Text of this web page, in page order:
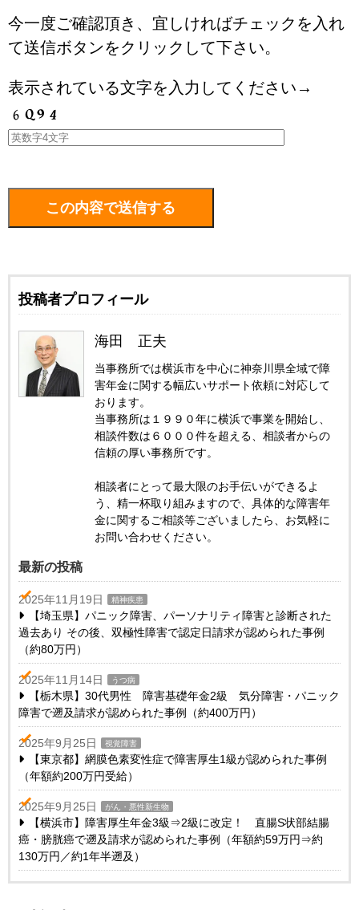
今一度ご確認頂き、宜しければチェックを入れ
て送信ボタンをクリックして下さい。
表示されている文字を入力してください→
投稿者プロフィール
海田 正夫
当事務所では横浜市を中心に神奈川県全域で障
害年金に関する幅広いサポート依頼に対応して
おります。
当事務所は１９９０年に横浜で事業を開始し、
相談件数は６０００件を超える、相談者からの
信頼の厚い事務所です。
相談者にとって最大限のお手伝いができるよ
う、精一杯取り組みますので、具体的な障害年
金に関するご相談等ございましたら、お気軽に
お問い合わせください。
最新の投稿
2025年11月19日 精神疾患
【埼玉県】パニック障害、パーソナリティ障害と診断された
過去あり その後、双極性障害で認定日請求が認められた事例
（約80万円）
2025年11月14日 うつ病
【栃木県】30代男性 障害基礎年金2級 気分障害・パニック
障害で遡及請求が認められた事例（約400万円）
2025年9月25日 視覚障害
【東京都】網膜色素変性症で障害厚生1級が認められた事例
（年額約200万円受給）
2025年9月25日 がん・悪性新生物
【横浜市】障害厚生年金3級⇒2級に改定！ 直腸S状部結腸
癌・膀胱癌で遡及請求が認められた事例（年額約59万円⇒約
130万円／約1年半遡及）